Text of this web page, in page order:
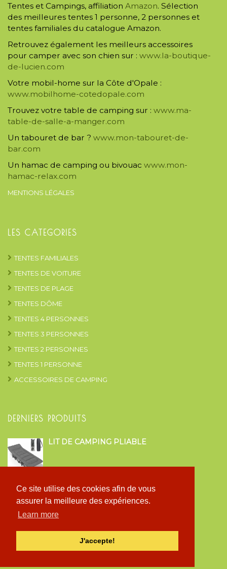
Ce site utilise des cookies afin de vous
assurer la meilleure des expériences.
Learn more
J'accepte!
Tentes et Campings, affiliation Amazon. Sélection
des meilleures tentes 1 personne, 2 personnes et
tentes familiales du catalogue Amazon.
Retrouvez également les meilleurs accessoires
pour camper avec son chien sur : www.la-boutique-
de-lucien.com
Votre mobil-home sur la Côte d'Opale :
www.mobilhome-cotedopale.com
Trouvez votre table de camping sur : www.ma-
table-de-salle-a-manger.com
Un tabouret de bar ? www.mon-tabouret-de-
bar.com
Un hamac de camping ou bivouac www.mon-
hamac-relax.com
MENTIONS LÉGALES
LES CATEGORIES
TENTES FAMILIALES
TENTES DE VOITURE
TENTES DE PLAGE
TENTES DÔME
TENTES 4 PERSONNES
TENTES 3 PERSONNES
TENTES 2 PERSONNES
TENTES 1 PERSONNE
ACCESSOIRES DE CAMPING
DERNIERS PRODUITS
LIT DE CAMPING PLIABLE
TENTE CLOCHE FAMILIAL STYLE
TENTE ARRIÈRE CAMPING CAR ET VAN